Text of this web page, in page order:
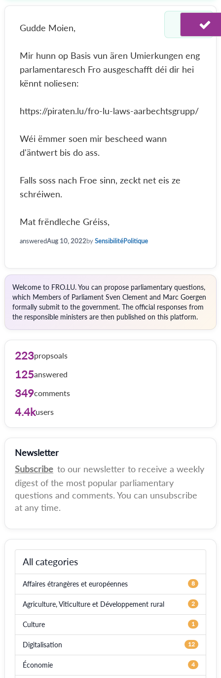
Gudde Moien,
Mir hunn op Basis vun ären Umierkungen eng
parlamentaresch Fro ausgeschafft déi dir hei
kënnt noliesen:
https://piraten.lu/fro-lu-laws-aarbechtsgrupp/
Wéi ëmmer soen mir bescheed wann
d'äntwert bis do ass.
Falls soss nach Froe sinn, zeckt net eis ze
schréiwen.
Mat frëndleche Gréiss,
answeredAug 10, 2022bySensibilitéPolitique
Welcome to FRO.LU. You can propose parliamentary questions,
which Members of Parliament Sven Clement and Marc Goergen
formally submit to the government. The official responses from
the responsible ministers are then published on this platform.
223propsoals
125answered
349comments
4.4kusers
Newsletter
Subscribe to our newsletter to receive a weekly
digest of the most popular parliamentary
questions and comments. You can unsubscribe
at any time.
All categories
Affaires étrangères et européennes 8
Agriculture, Viticulture et Développement rural 2
Culture 1
Digitalisation 12
Économie 4